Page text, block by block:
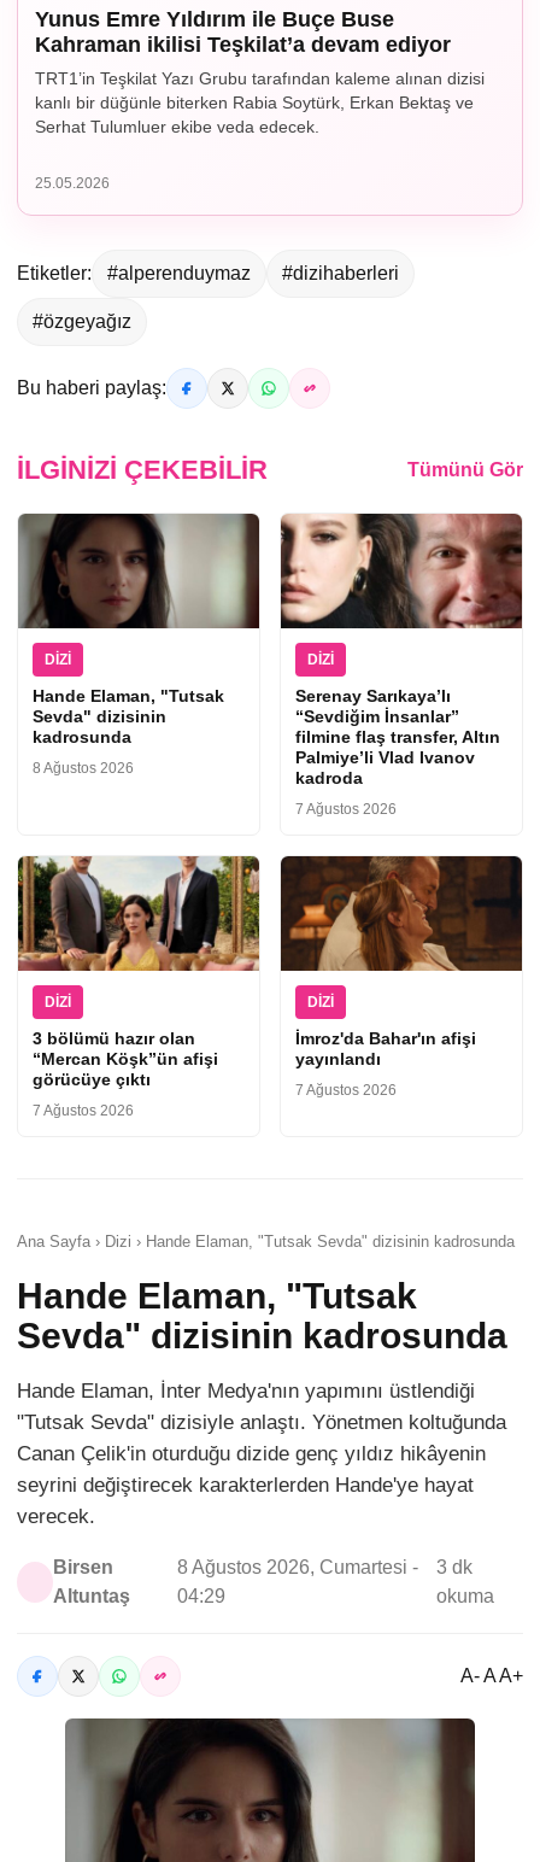
Yunus Emre Yıldırım ile Buçe Buse
Kahraman ikilisi Teşkilat’a devam ediyor
TRT1’in Teşkilat Yazı Grubu tarafından kaleme alınan dizisi
kanlı bir düğünle biterken Rabia Soytürk, Erkan Bektaş ve
Serhat Tulumluer ekibe veda edecek.
25.05.2026
Etiketler: #alperenduymaz #dizihaberleri
#özgeyağız
Bu haberi paylaş:
İLGINIZI ÇEKEBILIR Tümünü Gör
DIZI
Hande Elaman, "Tutsak
Sevda" dizisinin
kadrosunda
8 Ağustos 2026
DIZI
Serenay Sarıkaya’lı
“Sevdiğim İnsanlar”
filmine flaş transfer, Altın
Palmiye’li Vlad Ivanov
kadroda
7 Ağustos 2026
DIZI
3 bölümü hazır olan
“Mercan Köşk”ün afişi
görücüye çıktı
7 Ağustos 2026
DIZI
İmroz'da Bahar'ın afişi
yayınlandı
7 Ağustos 2026
Ana Sayfa › Dizi › Hande Elaman, "Tutsak Sevda" dizisinin kadrosunda
Hande Elaman, "Tutsak
Sevda" dizisinin kadrosunda
Hande Elaman, İnter Medya'nın yapımını üstlendiği
"Tutsak Sevda" dizisiyle anlaştı. Yönetmen koltuğunda
Canan Çelik'in oturduğu dizide genç yıldız hikâyenin
seyrini değiştirecek karakterlerden Hande'ye hayat
verecek.
Birsen
Altuntaş
8 Ağustos 2026, Cumartesi -
04:29
3 dk
okuma
A- A A+